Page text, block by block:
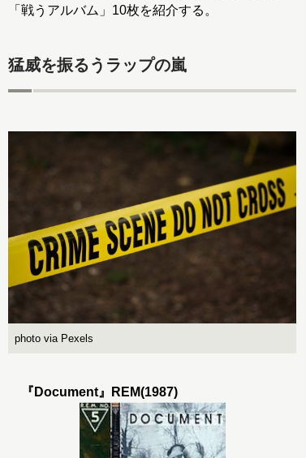
「戦うアルバム」10枚を紹介する。
猛威を振るうラップの嵐
photo via Pexels
『Document』REM(1987)